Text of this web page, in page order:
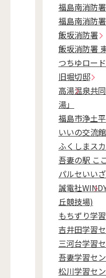
福島南消防
福島南消防
飯坂消防署
飯坂消防署
つちゆロー
旧堀切邸
高湯温泉共
湯」
福島市浄土
いいの交流
ふくしまス
吾妻の駅 こ
パルセいい
誠電社
丘競技場)
もちずり学
吉井田学習
三河台学習
吾妻学習セ
松川学習セ